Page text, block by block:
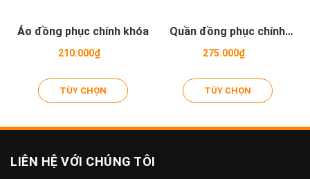
Áo đồng phục chính khóa
210.000₫
TÙY CHỌN
Quần đồng phục chính
khóa - Tiểu học
275.000₫
TÙY CHỌN
LIÊN HỆ VỚI CHÚNG TÔI